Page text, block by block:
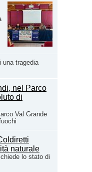
una tragedia
Val Grande
lo stato di